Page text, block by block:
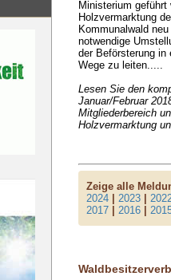
Ministerium
Holzvermarktung
Kommunalwald
notwendige
der Beförsterung in
Wege zu leiten.....
Lesen Sie den
Januar/Februar
Mitgliederbereich
Holzvermarktung
Zeige alle
2024 |2023 |
2017 |2016 |